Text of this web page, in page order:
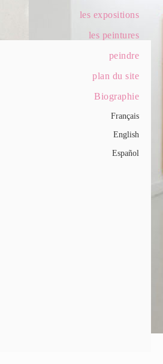
les expositions
les peintures
peindre
plan du site
Biographie
Français
English
Español